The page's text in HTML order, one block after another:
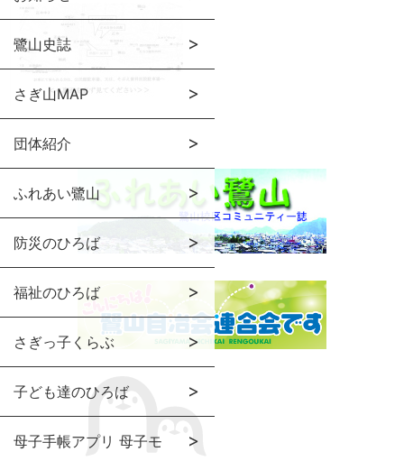
鷺山史誌
さぎ山MAP
団体紹介
ふれあい鷺山
防災のひろば
福祉のひろば
さぎっ子くらぶ
子ども達のひろば
母子手帳アプリ 母子モ